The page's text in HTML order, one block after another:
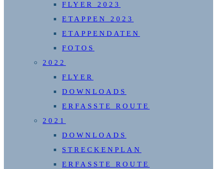
FLYER 2023
ETAPPEN 2023
ETAPPENDATEN
FOTOS
2022
FLYER
DOWNLOADS
ERFASSTE ROUTE
2021
DOWNLOADS
STRECKENPLAN
ERFASSTE ROUTE